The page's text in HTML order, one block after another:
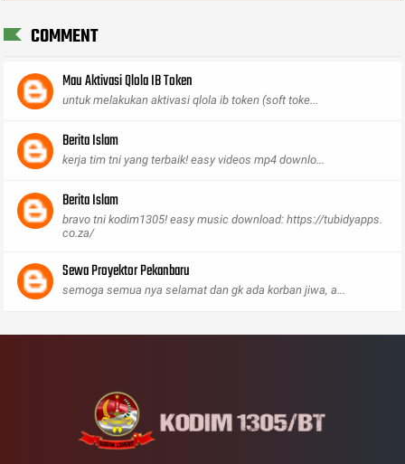
COMMENT
Mau Aktivasi Qlola IB Token
untuk melakukan aktivasi qlola ib token (soft toke...
Berita Islam
kerja tim tni yang terbaik! easy videos mp4 downlo...
Berita Islam
bravo tni kodim1305! easy music download: https://tubidyapps.
co.za/
Sewa Proyektor Pekanbaru
semoga semua nya selamat dan gk ada korban jiwa, a...